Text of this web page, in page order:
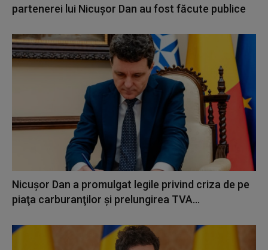
partenerei lui Nicușor Dan au fost făcute publice
Nicuşor Dan a promulgat legile privind criza de pe
piaţa carburanţilor şi prelungirea TVA...